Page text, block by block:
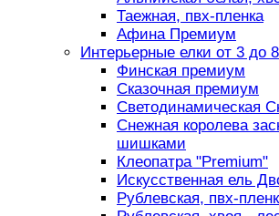
Таежная, пвх-пленка
Афина Премиум
Интерьерные елки от 3 до
Финская премиум
Сказочная премиум
Светодинамическая
Снежная королева
шишками
Клеопатра "Premium"
Искусственная ель
Рублевская, пвх-